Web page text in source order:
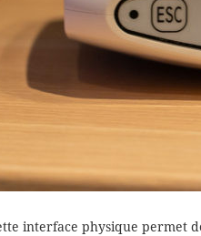
interface physique permet